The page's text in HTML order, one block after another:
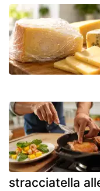
stracciatella